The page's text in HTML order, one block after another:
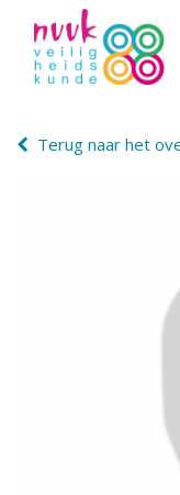
Terug naar het